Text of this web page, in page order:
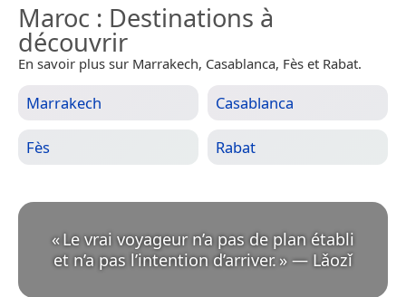
Maroc : Destinations à
découvrir
En savoir plus sur Marrakech, Casablanca, Fès et Rabat.
Marrakech Casablanca
Fès Rabat
«Le vrai voyageur n’a pas de plan établi
et n’a pas l’intention d’arriver. » — Lǎozǐ